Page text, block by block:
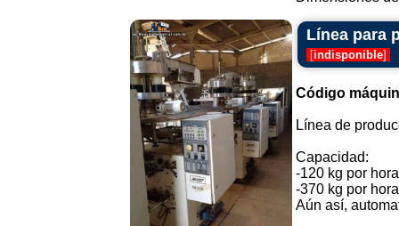
Línea para
[indisponible]
Código
Línea de
Capacidad:
-120 kg por
-370 kg por
Aún así,